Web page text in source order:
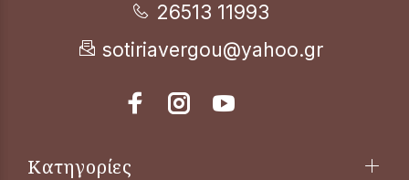
26513 11993
sotiriavergou@yahoo.gr
Κατηγορίες